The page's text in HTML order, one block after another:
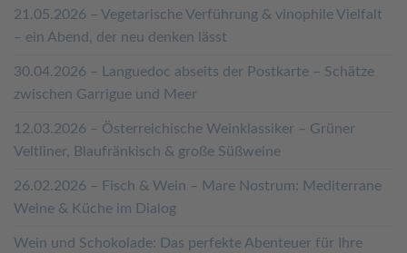
21.05.2026 – Vegetarische Verführung & vinophile Vielfalt
– ein Abend, der neu denken lässt
30.04.2026 – Languedoc abseits der Postkarte – Schätze
zwischen Garrigue und Meer
12.03.2026 – Österreichische Weinklassiker – Grüner
Veltliner, Blaufränkisch & große Süßweine
26.02.2026 – Fisch & Wein – Mare Nostrum: Mediterrane
Weine & Küche im Dialog
Wein und Schokolade: Das perfekte Abenteuer für Ihre